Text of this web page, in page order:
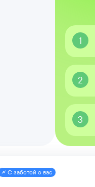
1
2
3
С заботой о вас